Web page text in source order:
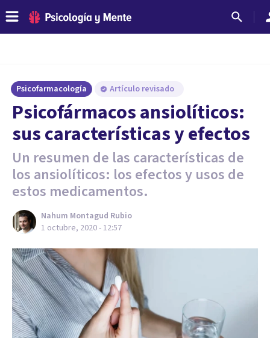
Psicofarmacología Artículo revisado
Psicofármacos ansiolíticos:
sus características y efectos
Un resumen de las características de
los ansiolíticos: los efectos y usos de
estos medicamentos.
Nahum Montagud Rubio
1 octubre, 2020 - 12:57